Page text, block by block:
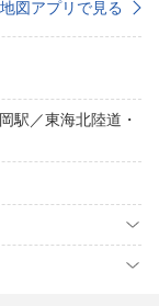
地図アプリで見る
駅／東海北陸道・